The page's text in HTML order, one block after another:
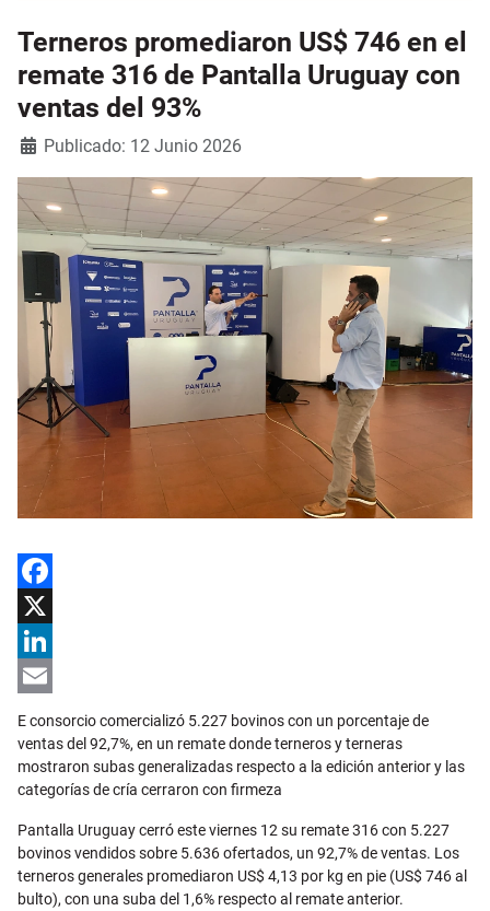
Terneros promediaron US$ 746 en el
remate 316 de Pantalla Uruguay con
ventas del 93%
Detalles
Publicado: 12 Junio 2026
Facebook
X
LinkedIn
E consorcio comercializó 5.227 bovinos con un porcentaje de
ventas del 92,7%, en un remate donde terneros y terneras
mostraron subas generalizadas respecto a la edición anterior y las
categorías de cría cerraron con firmeza
Pantalla Uruguay cerró este viernes 12 su remate 316 con 5.227
bovinos vendidos sobre 5.636 ofertados, un 92,7% de ventas. Los
terneros generales promediaron US$ 4,13 por kg en pie (US$ 746 al
bulto), con una suba del 1,6% respecto al remate anterior.